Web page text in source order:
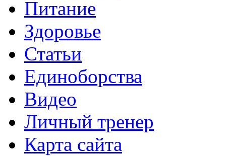
Питание
Здоровье
Статьи
Единоборства
Видео
Личный тренер
Карта сайта